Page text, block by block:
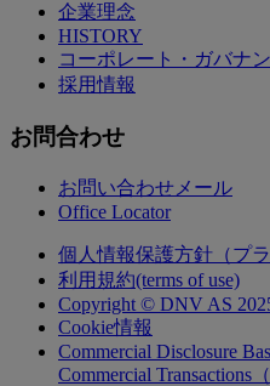
企業理念
HISTORY
コーポレート・ガバナ
採用情報
お問合わせ
お問い合わせメール
Office Locator
個人情報保護方針（プ
利用規約(terms of use)
Copyright © DNV AS
Cookie情報
Commercial Disclosure
Commercial